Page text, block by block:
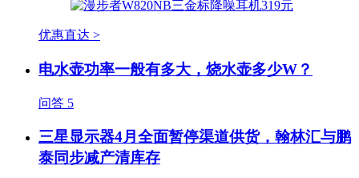
优惠直达 >
电水壶功率一般有多大，烧水壶多少W？
问答 5
三星显示器4月全面暂停渠道供货，翰林汇与鹏
泰同步减产清库存